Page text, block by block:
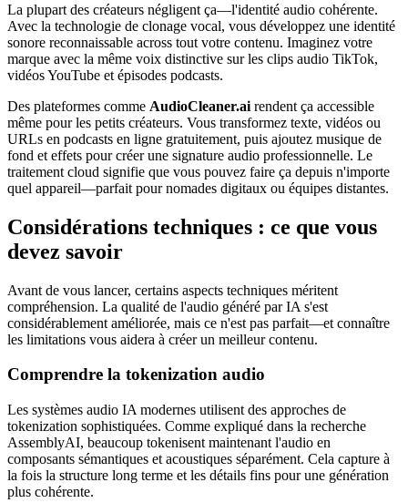
La plupart des créateurs négligent ça—l'identité audio cohérente.
Avec la technologie de clonage vocal, vous développez une identité
sonore reconnaissable across tout votre contenu. Imaginez votre
marque avec la même voix distinctive sur les clips audio TikTok,
vidéos YouTube et épisodes podcasts.
Des plateformes comme AudioCleaner.ai rendent ça accessible
même pour les petits créateurs. Vous transformez texte, vidéos ou
URLs en podcasts en ligne gratuitement, puis ajoutez musique de
fond et effets pour créer une signature audio professionnelle. Le
traitement cloud signifie que vous pouvez faire ça depuis n'importe
quel appareil—parfait pour nomades digitaux ou équipes distantes.
Considérations techniques : ce que vous
devez savoir
Avant de vous lancer, certains aspects techniques méritent
compréhension. La qualité de l'audio généré par IA s'est
considérablement améliorée, mais ce n'est pas parfait—et connaître
les limitations vous aidera à créer un meilleur contenu.
Comprendre la tokenization audio
Les systèmes audio IA modernes utilisent des approches de
tokenization sophistiquées. Comme expliqué dans la recherche
AssemblyAI, beaucoup tokenisent maintenant l'audio en
composants sémantiques et acoustiques séparément. Cela capture à
la fois la structure long terme et les détails fins pour une génération
plus cohérente.